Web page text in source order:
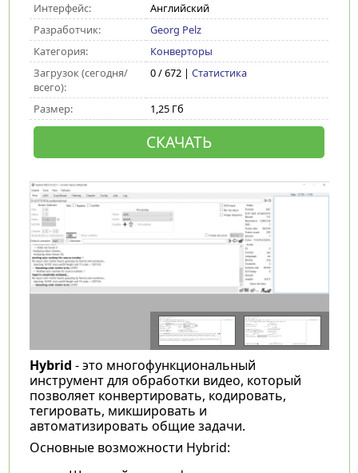
Интерфейс:
Английский
Разработчик:
Georg Pelz
Категория:
Конверторы
Загрузок (сегодня/
всего):
0 / 672 | Статистика
Размер: 1,25 Гб
СКАЧАТЬ
Hybrid - это многофункциональный
инструмент для обработки видео, который
позволяет конвертировать, кодировать,
тегировать, микшировать и
автоматизировать общие задачи.
Основные возможности Hybrid: